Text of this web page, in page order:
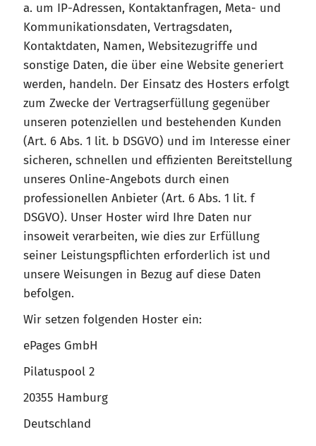
a. um IP-Adressen, Kontaktanfragen, Meta- und
Kommunikationsdaten, Vertragsdaten,
Kontaktdaten, Namen, Websitezugriffe und
sonstige Daten, die über eine Website generiert
werden, handeln. Der Einsatz des Hosters erfolgt
zum Zwecke der Vertragserfüllung gegenüber
unseren potenziellen und bestehenden Kunden
(Art. 6 Abs. 1 lit. b DSGVO) und im Interesse einer
sicheren, schnellen und effizienten Bereitstellung
unseres Online-Angebots durch einen
professionellen Anbieter (Art. 6 Abs. 1 lit. f
DSGVO). Unser Hoster wird Ihre Daten nur
insoweit verarbeiten, wie dies zur Erfüllung
seiner Leistungspflichten erforderlich ist und
unsere Weisungen in Bezug auf diese Daten
befolgen.
Wir setzen folgenden Hoster ein:
ePages GmbH
Pilatuspool 2
20355 Hamburg
Deutschland